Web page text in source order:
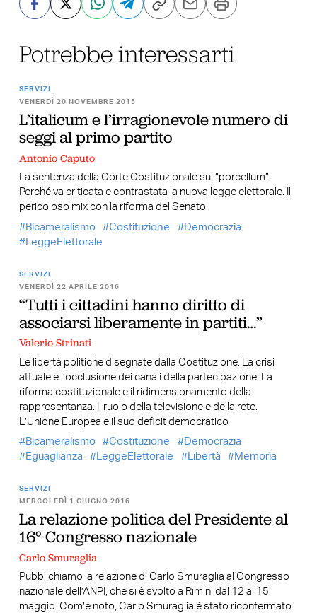
Potrebbe interessarti
SERVIZI
VENERDÌ 20 NOVEMBRE 2015
L’italicum e l’irragionevole numero di
seggi al primo partito
Antonio Caputo
La sentenza della Corte Costituzionale sul “porcellum”.
Perché va criticata e contrastata la nuova legge elettorale. Il
pericoloso mix con la riforma del Senato
Bicameralismo
Costituzione
Democrazia
LeggeElettorale
SERVIZI
VENERDÌ 22 APRILE 2016
“Tutti i cittadini hanno diritto di
associarsi liberamente in partiti…”
Valerio Strinati
Le libertà politiche disegnate dalla Costituzione. La crisi
attuale e l’occlusione dei canali della partecipazione. La
riforma costituzionale e il ridimensionamento della
rappresentanza. Il ruolo della televisione e della rete.
L’Unione Europea e il suo deficit democratico
Bicameralismo
Costituzione
Democrazia
Eguaglianza
LeggeElettorale Libertà Memoria
SERVIZI
MERCOLEDÌ 1 GIUGNO 2016
La relazione politica del Presidente al
16° Congresso nazionale
Carlo Smuraglia
Pubblichiamo la relazione di Carlo Smuraglia al Congresso
nazionale dell’ANPI, che si è svolto a Rimini dal 12 al 15
maggio. Com’è noto, Carlo Smuraglia è stato riconfermato